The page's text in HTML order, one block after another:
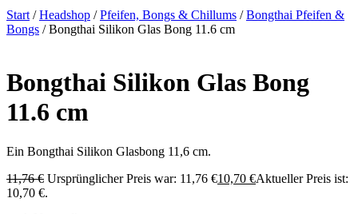
Start /Headshop /Pfeifen, Bongs & Chillums /Bongthai Pfeifen &
Bongs / Bongthai Silikon Glas Bong 11.6 cm
Bongthai Silikon Glas Bong
11.6 cm
Ein Bongthai Silikon Glasbong 11,6 cm.
11,76€ Ursprünglicher Preis war: 11,76 €10,70 €Aktueller Preis ist:
10,70 €.